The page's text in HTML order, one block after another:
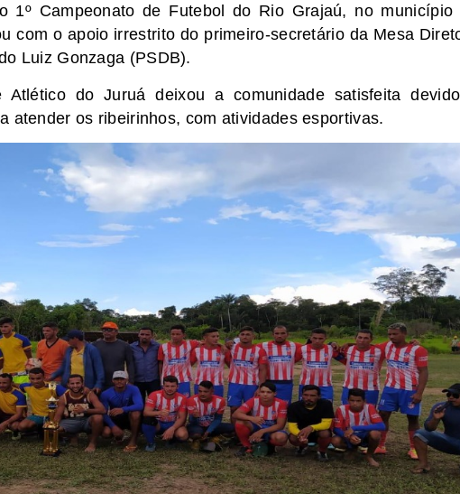
1º Campeonato de Futebol do Rio Grajaú, no município
com o apoio irrestrito do primeiro-secretário da Mesa
Luiz Gonzaga (PSDB).
do Juruá deixou a comunidade satisfeita
atender os ribeirinhos, com atividades esportivas.